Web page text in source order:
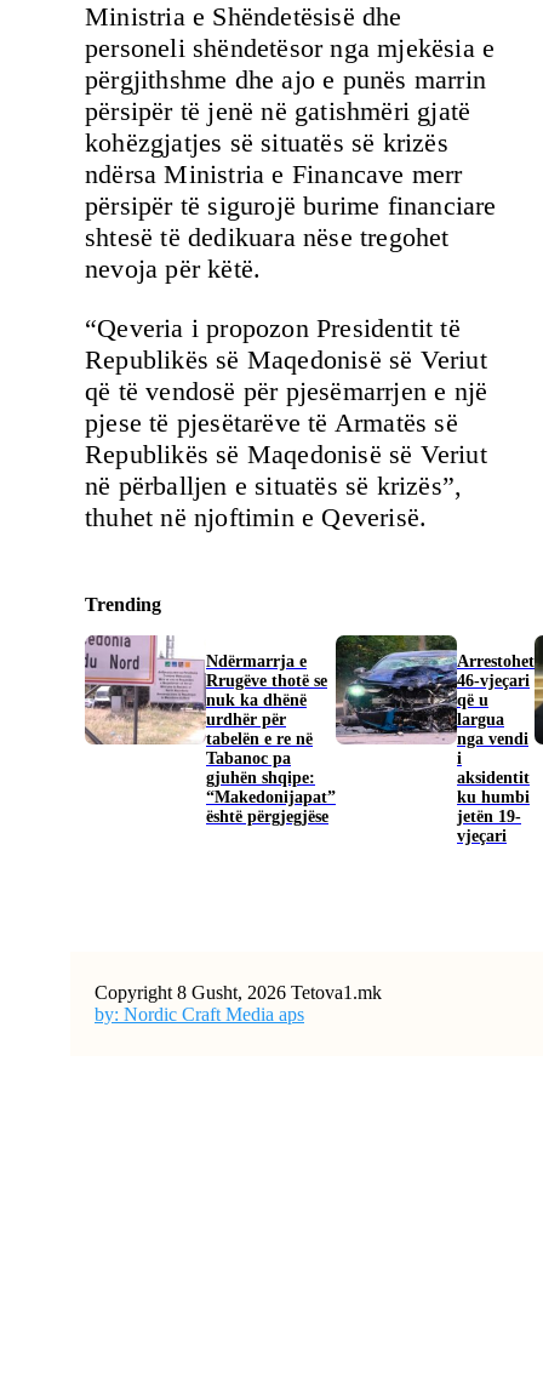
Ministria e Shëndetësisë dhe
personeli shëndetësor nga mjekësia e
përgjithshme dhe ajo e punës marrin
përsipër të jenë në gatishmëri gjatë
kohëzgjatjes së situatës së krizës
ndërsa Ministria e Financave merr
përsipër të sigurojë burime financiare
shtesë të dedikuara nëse tregohet
nevoja për këtë.
“Qeveria i propozon Presidentit të
Republikës së Maqedonisë së Veriut
që të vendosë për pjesëmarrjen e një
pjese të pjesëtarëve të Armatës së
Republikës së Maqedonisë së Veriut
në përballjen e situatës së krizës”,
thuhet në njoftimin e Qeverisë.
Trending
Ndërmarrja e
Rrugëve thotë se
nuk ka dhënë
urdhër për
tabelën e re në
Tabanoc pa
gjuhën shqipe:
“Makedonijapat”
është përgjegjëse
Arrestohet
46-vjeçari
që u
largua
nga vendi
i
aksidentit
ku humbi
jetën 19-
vjeçari
Copyright 8 Gusht, 2026 Tetova1.mk
by: Nordic Craft Media aps